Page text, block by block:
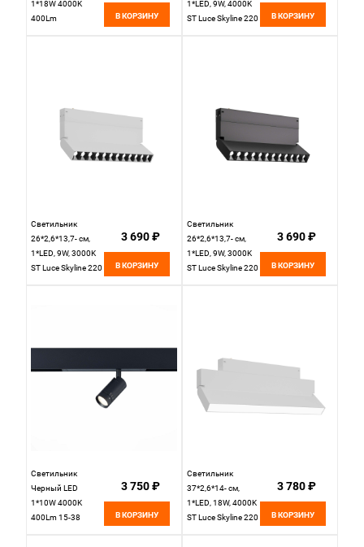
1*18W 4000K
400Lm
В КОРЗИНУ
1*LED, 9W, 4000K
ST Luce Skyline 220
В КОРЗИНУ
Светильник
26*2,6*13,7- см,
1*LED, 9W, 3000K
ST Luce Skyline 220
3 690 ₽
В КОРЗИНУ
Светильник
26*2,6*13,7- см,
1*LED, 9W, 3000K
ST Luce Skyline 220
3 690 ₽
В КОРЗИНУ
Светильник
Черный LED
1*10W 4000K
400Lm 15-38
3 750 ₽
В КОРЗИНУ
Светильник
37*2,6*14- см,
1*LED, 18W, 4000K
ST Luce Skyline 220
3 780 ₽
В КОРЗИНУ